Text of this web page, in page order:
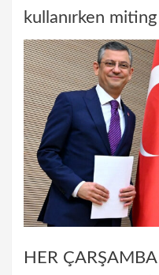
kullanırken
HER